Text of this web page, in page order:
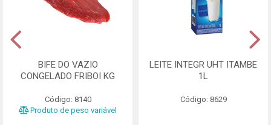
BIFE DO VAZIO
CONGELADO FRIBOI KG
Código: 8140
Produto de peso variável
LEITE INTEGR UHT ITAMBE
1L
Código: 8629